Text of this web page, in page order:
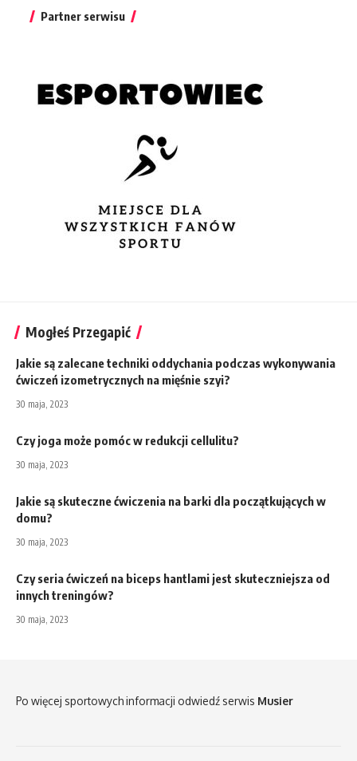
Partner serwisu
Mogłeś Przegapić
Jakie są zalecane techniki oddychania podczas wykonywania
ćwiczeń izometrycznych na mięśnie szyi?
30 maja, 2023
Czy joga może pomóc w redukcji cellulitu?
30 maja, 2023
Jakie są skuteczne ćwiczenia na barki dla początkujących w
domu?
30 maja, 2023
Czy seria ćwiczeń na biceps hantlami jest skuteczniejsza od
innych treningów?
30 maja, 2023
Po więcej sportowych informacji odwiedź serwis Musier